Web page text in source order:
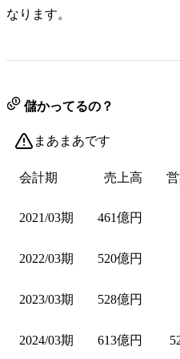
なります。
儲かってるの？
まあまあです
会計期 売上高
2021/03期 461億円
2022/03期 520億円
2023/03期 528億円
2024/03期 613億円